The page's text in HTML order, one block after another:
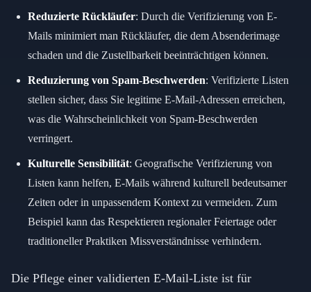
Reduzierte Rückläufer: Durch die Verifizierung von E-
Mails minimiert man Rückläufer, die dem Absenderimage
schaden und die Zustellbarkeit beeinträchtigen können.
Reduzierung von Spam-Beschwerden: Verifizierte Listen
stellen sicher, dass Sie legitime E-Mail-Adressen erreichen,
was die Wahrscheinlichkeit von Spam-Beschwerden
verringert.
Kulturelle Sensibilität: Geografische Verifizierung von
Listen kann helfen, E-Mails während kulturell bedeutsamer
Zeiten oder in unpassendem Kontext zu vermeiden. Zum
Beispiel kann das Respektieren regionaler Feiertage oder
traditioneller Praktiken Missverständnisse verhindern.
Die Pflege einer validierten E-Mail-Liste ist für